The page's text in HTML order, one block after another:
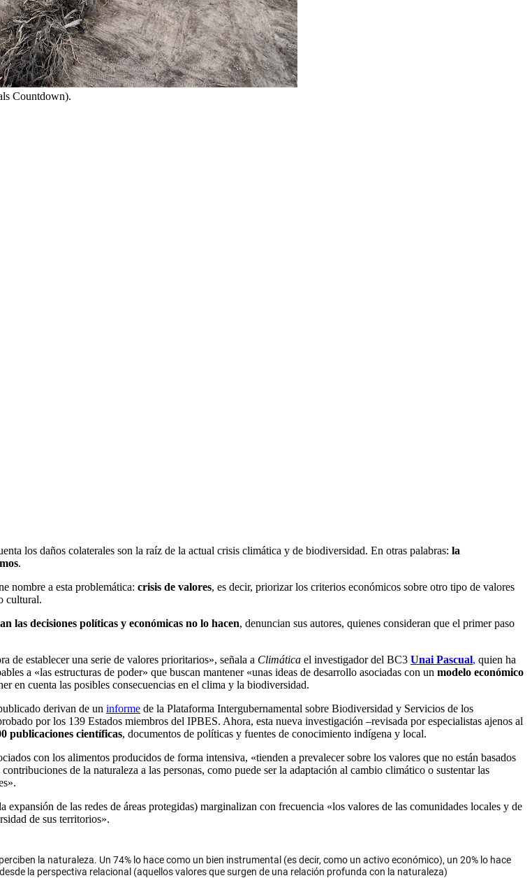
Countdown).
los daños colaterales son la raíz de la actual crisis climática y de biodiversidad. En otras palabras: la
.
nombre a esta problemática: crisis de valores, es decir, priorizar los criterios económicos sobre otro tipo de valores
cultural.
las decisiones políticas y económicas no lo hacen, denuncian sus autores, quienes consideran que el primer paso
de establecer una serie de valores prioritarios», señala a Climática el investigador del BC3 Unai Pascual, quien ha
a «las estructuras de poder» que buscan mantener «unas ideas de desarrollo asociadas con un modelo económico
en cuenta las posibles consecuencias en el clima y la biodiversidad.
derivan de un informe de la Plataforma Intergubernamental sobre Biodiversidad y Servicios de los
por los 139 Estados miembros del IPBES. Ahora, esta nueva investigación –revisada por especialistas ajenos al
publicaciones científicas, documentos de políticas y fuentes de conocimiento indígena y local.
con los alimentos producidos de forma intensiva, «tienden a prevalecer sobre los valores que no están basados
de la naturaleza a las personas, como puede ser la adaptación al cambio climático o sustentar las
de las redes de áreas protegidas) marginalizan con frecuencia «los valores de las comunidades locales y de
de sus territorios».